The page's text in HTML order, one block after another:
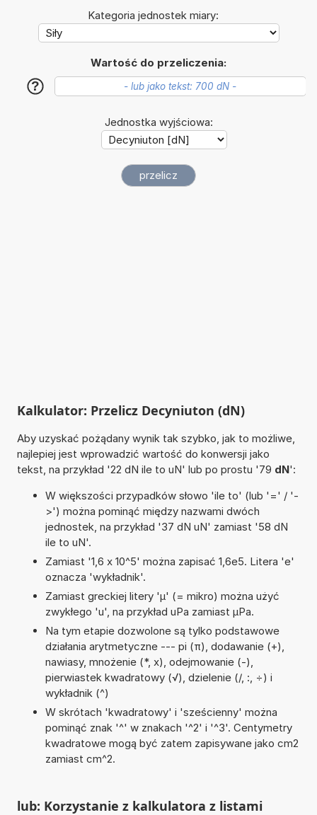
Kategoria jednostek miary:
Wartość do przeliczenia:
?
Jednostka wyjściowa:
Kalkulator: Przelicz Decyniuton (dN)
Aby uzyskać pożądany wynik tak szybko, jak to możliwe,
najlepiej jest wprowadzić wartość do konwersji jako
tekst, na przykład '22 dN ile to uN' lub po prostu '79 dN':
W większości przypadków słowo 'ile to' (lub '=' / '-
>') można pominąć między nazwami dwóch
jednostek, na przykład '37 dN uN' zamiast '58 dN
ile to uN'.
Zamiast '1,6 x 10^5' można zapisać 1,6e5. Litera 'e'
oznacza 'wykładnik'.
Zamiast greckiej litery 'µ' (= mikro) można użyć
zwykłego 'u', na przykład uPa zamiast µPa.
Na tym etapie dozwolone są tylko podstawowe
działania arytmetyczne --- pi (π), dodawanie (+),
nawiasy, mnożenie (*, x), odejmowanie (-),
pierwiastek kwadratowy (√), dzielenie (/, :, ÷) i
wykładnik (^)
W skrótach 'kwadratowy' i 'sześcienny' można
pominąć znak '^' w znakach '^2' i '^3'. Centymetry
kwadratowe mogą być zatem zapisywane jako cm2
zamiast cm^2.
lub: Korzystanie z kalkulatora z listami